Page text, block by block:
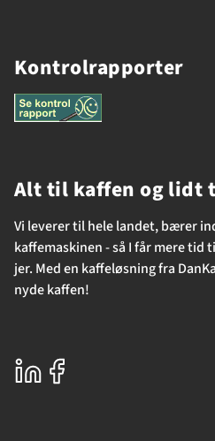
Kontrolrapporter
Alt til kaffen og lidt
Vi leverer til hele landet, bærer
kaffemaskinen - så I får mere
jer. Med en kaffeløsning fra
nyde kaffen!